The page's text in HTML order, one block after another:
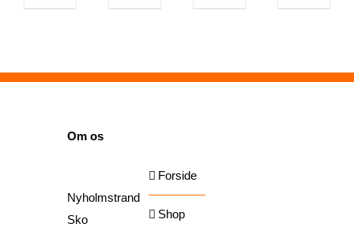
Om os
Nyholmstrand
Sko
Forside
Shop